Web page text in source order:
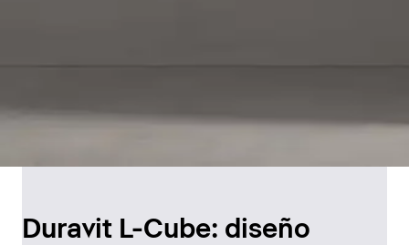
Duravit L-Cube: diseño